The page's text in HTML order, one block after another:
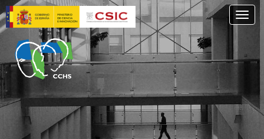
Pasar
al
contenido
principal